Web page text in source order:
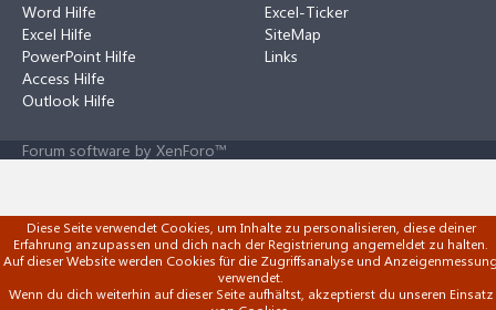
Word Hilfe
Excel Hilfe
PowerPoint Hilfe
Access Hilfe
Outlook Hilfe
Excel-Ticker
SiteMap
Links
Forum software by XenForo™
Diese Seite verwendet Cookies, um Inhalte zu personalisieren, diese deiner
Erfahrung anzupassen und dich nach der Registrierung angemeldet zu halten.
Auf dieser Website werden Cookies für die Zugriffsanalyse und
verwendet.
Wenn du dich weiterhin auf dieser Seite aufhältst, akzeptierst du unseren Einsatz